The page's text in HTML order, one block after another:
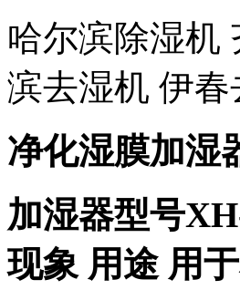
哈尔滨除湿机
滨去湿机 伊
净化湿膜加湿
加湿器型号
现象 用途 用